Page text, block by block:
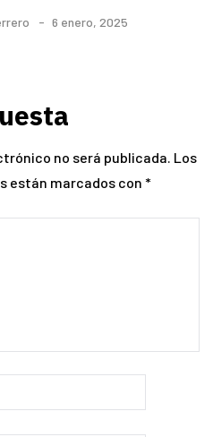
6 enero, 2025
no será publicada. Los
están marcados con *